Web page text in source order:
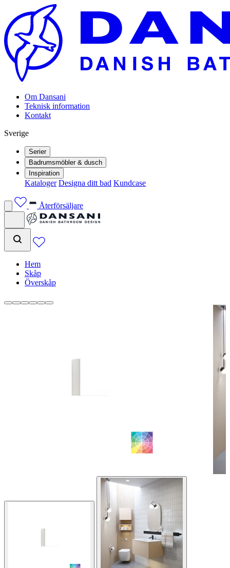
Om Dansani
Teknisk information
Kontakt
Sverige
Serier
Badrumsmöbler & dusch
Inspiration
Kataloger Designa ditt bad Kundcase
Återförsäljare
Hem
Skåp
Överskåp